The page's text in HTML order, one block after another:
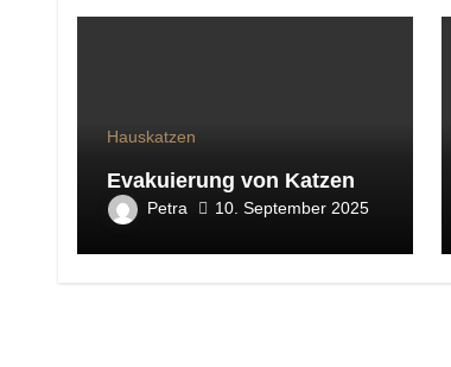
Hauskatzen
Evakuierung von Katzen
Petra 10. September 2025